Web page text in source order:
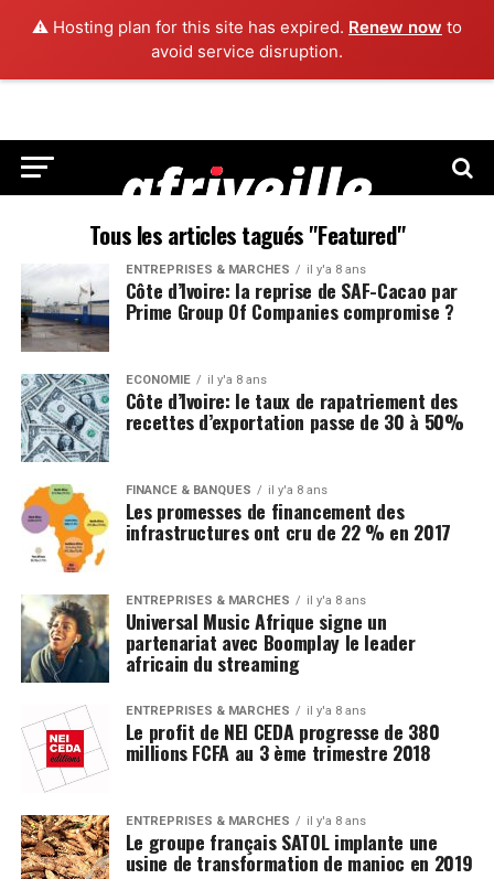
⚠️ Hosting plan for this site has expired. Renew now to
avoid service disruption.
Tous les articles tagués "Featured"
ENTREPRISES & MARCHÉS il y'a 8 ans
Côte d’Ivoire: la reprise de SAF-Cacao par
Prime Group Of Companies compromise ?
ECONOMIE il y'a 8 ans
Côte d’Ivoire: le taux de rapatriement des
recettes d’exportation passe de 30 à 50%
FINANCE & BANQUES il y'a 8 ans
Les promesses de financement des
infrastructures ont cru de 22 % en 2017
ENTREPRISES & MARCHÉS il y'a 8 ans
Universal Music Afrique signe un
partenariat avec Boomplay le leader
africain du streaming
ENTREPRISES & MARCHÉS il y'a 8 ans
Le profit de NEI CEDA progresse de 380
millions FCFA au 3 ème trimestre 2018
ENTREPRISES & MARCHÉS il y'a 8 ans
Le groupe français SATOL implante une
usine de transformation de manioc en 2019